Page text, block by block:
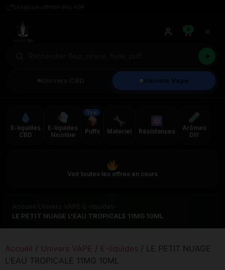
Univers Vape
0
E-liquides
CBD
E-liquides
Nicotine
Top
Puffs Matériel Résistances
Arômes
DIY
Voir toutes les offres en cours
LE PETIT NUAGE L'EAU TROPICALE 11MG 10ML
Accueil / Univers VAPE / E-liquides / LE PETIT NUAGE
L’EAU TROPICALE 11MG 10ML